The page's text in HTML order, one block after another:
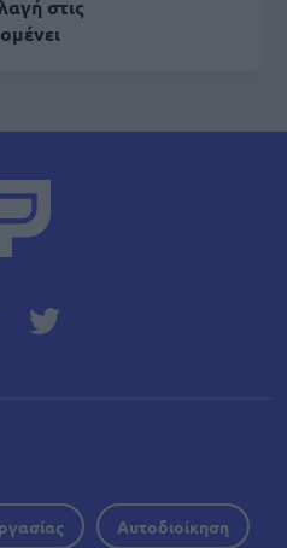
στις
Αυτοδιοίκηση